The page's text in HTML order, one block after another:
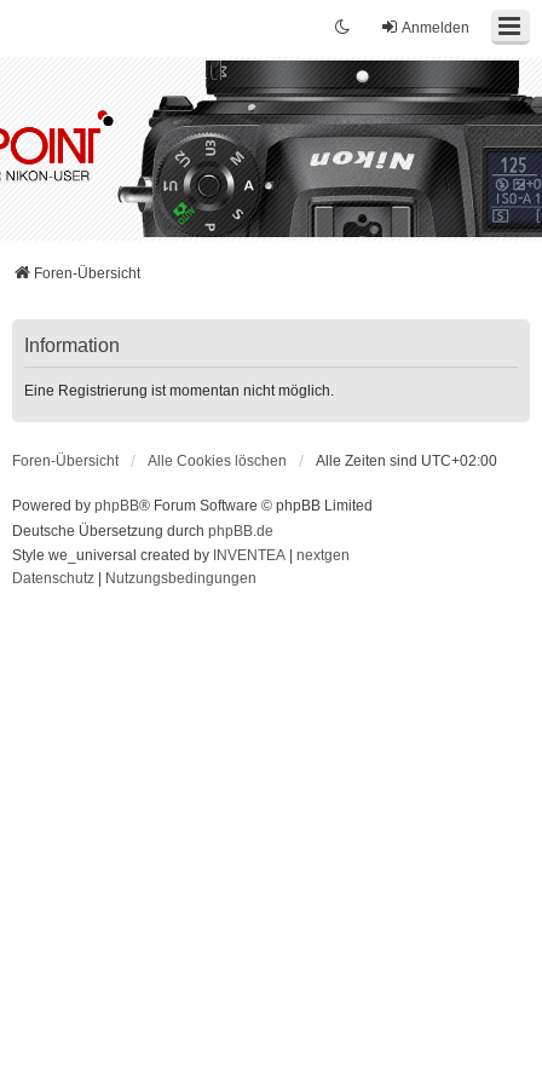
Anmelden
Foren-Übersicht
Information
Eine Registrierung ist momentan nicht möglich.
Foren-Übersicht Alle Cookies löschen Alle Zeiten sind UTC+02:00
Powered by phpBB® Forum Software © phpBB Limited
Deutsche Übersetzung durch phpBB.de
Style we_universal created by INVENTEA
nextgen
Datenschutz
Nutzungsbedingungen